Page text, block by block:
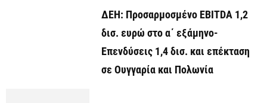
ΔΕΗ: Προσαρμοσμένο EBITDA 1,2
δισ. ευρώ στο α΄ εξάμηνο-
Επενδύσεις 1,4 δισ. και επέκταση
σε Ουγγαρία και Πολωνία